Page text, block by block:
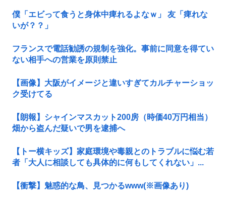
僕「エビって食うと身体中痺れるよなｗ」 友「痺れな
いが？？」
フランスで電話勧誘の規制を強化。事前に同意を得てい
ない相手への営業を原則禁止
【画像】大阪がイメージと違いすぎてカルチャーショッ
ク受けてる
【朗報】シャインマスカット200房（時価40万円相当）
畑から盗んだ疑いで男を逮捕へ
【トー横キッズ】家庭環境や毒親とのトラブルに悩む若
者「大人に相談しても具体的に何もしてくれない」...
【衝撃】魅惑的な鳥、見つかるwww(※画像あり)